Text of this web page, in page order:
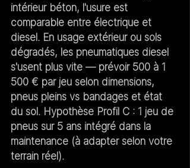
intérieur béton, l'usure est
comparable entre électrique et
diesel. En usage extérieur ou sols
dégradés, les pneumatiques diesel
s'usent plus vite — prévoir 500 à 1
500 € par jeu selon dimensions,
pneus pleins vs bandages et état
du sol. Hypothèse Profil C : 1 jeu de
pneus sur 5 ans intégré dans la
maintenance (à adapter selon votre
terrain réel).